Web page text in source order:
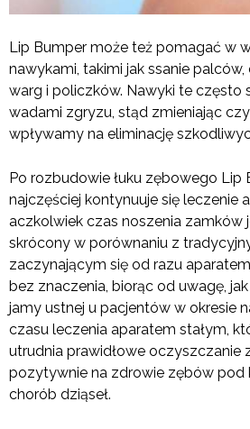
Lip Bumper może też pomagać w
nawykami, takimi jak ssanie
warg i policzków. Nawyki te często
wadami zgryzu, stąd zmieniając
wpływamy na eliminację
Po rozbudowie łuku zębowego Lip
najczęściej kontynuuje się leczenie
aczkolwiek czas noszenia zamków
skrócony w porównaniu z
zaczynającym się od razu
bez znaczenia, biorąc od uwagę,
jamy ustnej u pacjentów w okresie
czasu leczenia aparatem stałym,
utrudnia prawidłowe oczyszczanie
pozytywnie na zdrowie zębów pod
chorób dziąseł.